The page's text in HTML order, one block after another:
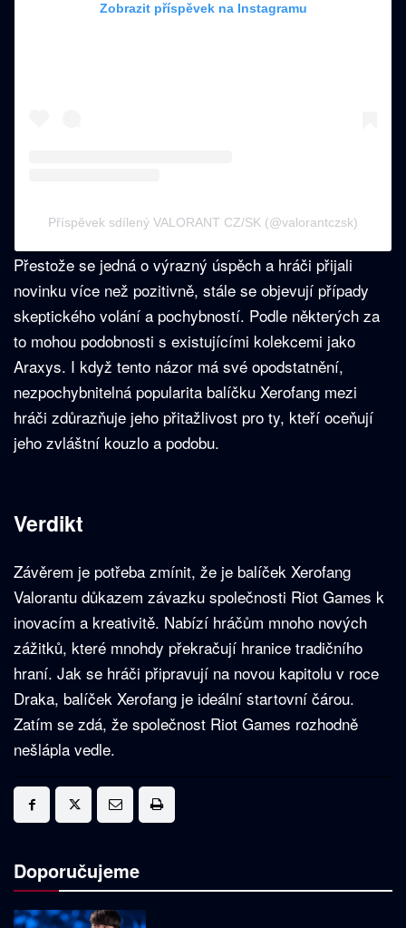
Zobrazit příspěvek na Instagramu
Příspěvek sdílený VALORANT CZ/SK (@valorantczsk)
Přestože se jedná o výrazný úspěch a hráči přijali
novinku více než pozitivně, stále se objevují případy
skeptického volání a pochybností. Podle některých za
to mohou podobnosti s existujícími kolekcemi jako
Araxys. I když tento názor má své opodstatnění,
nezpochybnitelná popularita balíčku Xerofang mezi
hráči zdůrazňuje jeho přitažlivost pro ty, kteří oceňují
jeho zvláštní kouzlo a podobu.
Verdikt
Závěrem je potřeba zmínit, že je balíček Xerofang
Valorantu důkazem závazku společnosti Riot Games k
inovacím a kreativitě. Nabízí hráčům mnoho nových
zážitků, které mnohdy překračují hranice tradičního
hraní. Jak se hráči připravují na novou kapitolu v roce
Draka, balíček Xerofang je ideální startovní čárou.
Zatím se zdá, že společnost Riot Games rozhodně
nešlápla vedle.
Doporučujeme